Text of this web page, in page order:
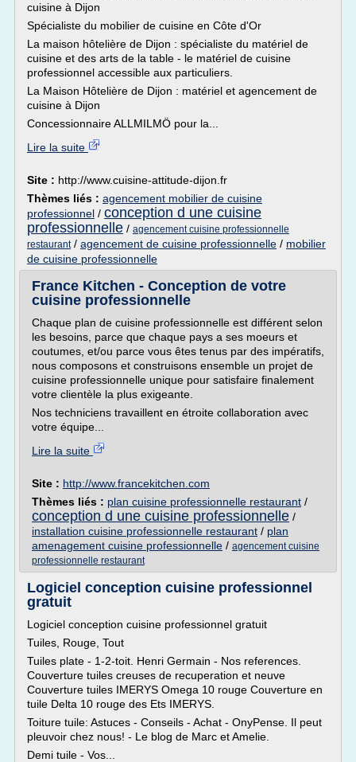
cuisine à Dijon
Spécialiste du mobilier de cuisine en Côte d'Or
La maison hôtelière de Dijon : spécialiste du matériel de
cuisine et des arts de la table - le matériel de cuisine
professionnel accessible aux particuliers.
La Maison Hôtelière de Dijon : matériel et agencement de
cuisine à Dijon
Concessionnaire ALLMILMÖ pour la...
Lire la suite
Site : http://www.cuisine-attitude-dijon.fr
Thèmes liés : agencement mobilier de cuisine
professionnel / conception d une cuisine
professionnelle / agencement cuisine professionnelle
restaurant/ agencement de cuisine professionnelle / mobilier
de cuisine professionnelle
France Kitchen - Conception de votre
cuisine professionnelle
Chaque plan de cuisine professionnelle est différent selon
les besoins, parce que chaque pays a ses moeurs et
coutumes, et/ou parce vous êtes tenus par des impératifs,
nous composons et construisons ensemble un projet de
cuisine professionnelle unique pour satisfaire finalement
votre clientèle la plus exigeante.
Nos techniciens travaillent en étroite collaboration avec
votre équipe...
Lire la suite
Site : http://www.francekitchen.com
Thèmes liés : plan cuisine professionnelle restaurant /
conception d une cuisine professionnelle /
installation cuisine professionnelle restaurant / plan
amenagement cuisine professionnelle / agencement cuisine
professionnelle restaurant
Logiciel conception cuisine professionnel
gratuit
Logiciel conception cuisine professionnel gratuit
Tuiles, Rouge, Tout
Tuiles plate - 1-2-toit. Henri Germain - Nos references.
Couverture tuiles creuses de recuperation et neuve
Couverture tuiles IMERYS Omega 10 rouge Couverture en
tuile Delta 10 rouge des Ets IMERYS.
Toiture tuile: Astuces - Conseils - Achat - OnyPense. Il peut
pleuvoir chez nous! - Le blog de Marc et Amelie.
Demi tuile - Vos...